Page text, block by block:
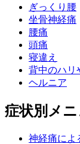
ぎっくり腰
坐骨神経痛
腰痛
頭痛
寝違え
背中のハリ
ヘルニア
症状別メニ
神経痛によ